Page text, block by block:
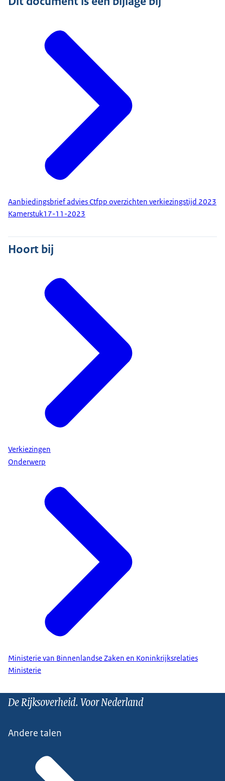
Aanbiedingsbrief advies Ctfpp overzichten verkiezingstijd 2023
Kamerstuk17-11-2023
Hoort bij
Verkiezingen
Onderwerp
Ministerie van Binnenlandse Zaken en Koninkrijksrelaties
Ministerie
De Rijksoverheid. Voor Nederland
Andere talen